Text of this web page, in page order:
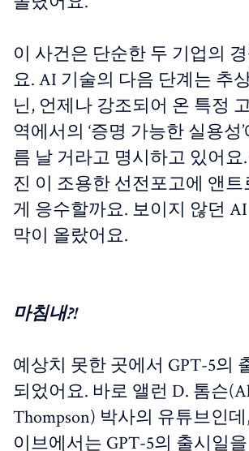
이 사건은 단순한 두 기업의
요. AI 기술의 다음 단계는 추
닌, 언제나 강조되어 온 특정
역에서의 ‘증명 가능한 실용성
름 날 거라고 명시하고 있어요
진 이 조용한 선전포고에 앤트
게 응수할까요. 보이지 않던
막이 올랐어요.
마침내?!
예상치 못한 곳에서 GPT-5의
되었어요. 바로 앨런 D. 톰슨
Thompson) 박사의 유튜브인
이브에서는 GPT-5의 출시일